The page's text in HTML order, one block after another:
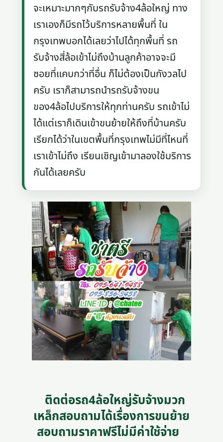
จะเหมาะมากๆกับรถรับจ้าง4ล้อใหญ่ ทาง
เราเองก็มีรถไว้บริการหลายพื้นที่ ใน
กรุงเทพบอกได้เลยว่าไปได้ทุกพื้นที่ รถ
รับจ้างสี่ล้อเข้าไม่ถึงบ้านลูกค้าอาจจะมี
ซอยที่แคบกว่าที่อื่น ก็ไม่ต้องเป็นกังวลไป
ครับ เราก็สามารถนำรถรับจ้างขน
ของ4ล้อไปบริการให้ทุกท่านครับ รถเข้าไม่
ได้แต่เราก็เดินเข้าขนย้ายให้ถึงที่บ้านครับ
เรียกได้ว่าในเขตพื้นที่กรุงเทพไม่มีที่ไหนที่
เราเข้าไม่ถึง เรียนเชิญเข้ามาลองใช้บริการ
กันได้เลยครับ
ติดต่อรถ4ล้อใหญ่รับจ้างมวก
เหล็กสอบถามได้เรื่องการขนย้าย
สอบถามราคาฟรีไม่มีค่าใช้จ่าย